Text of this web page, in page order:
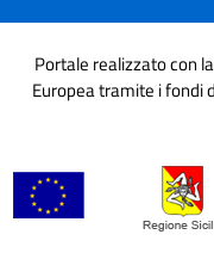
Portale realizzato con
Europea tramite i fondi